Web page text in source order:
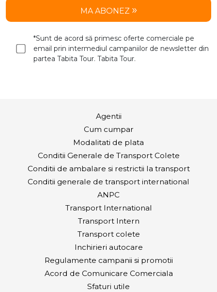
MA ABONEZ
*Sunt de acord să primesc oferte comerciale pe
email prin intermediul campaniilor de newsletter din
partea Tabita Tour. Tabita Tour.
Agentii
Cum cumpar
Modalitati de plata
Conditii Generale de Transport Colete
Conditii de ambalare si restrictii la transport
Conditii generale de transport international
ANPC
Transport International
Transport Intern
Transport colete
Inchirieri autocare
Regulamente campanii si promotii
Acord de Comunicare Comerciala
Sfaturi utile